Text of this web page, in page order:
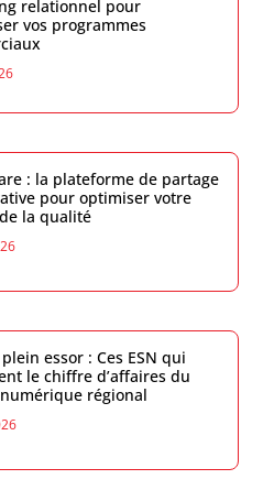
relationnel pour
vos programmes
: la plateforme de partage
pour optimiser votre
la qualité
essor : Ces ESN qui
le chiffre d’affaires du
régional